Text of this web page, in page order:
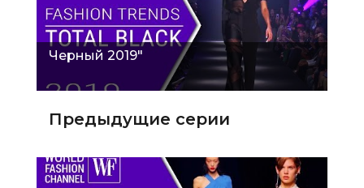
Черный 2019"
Предыдущие серии